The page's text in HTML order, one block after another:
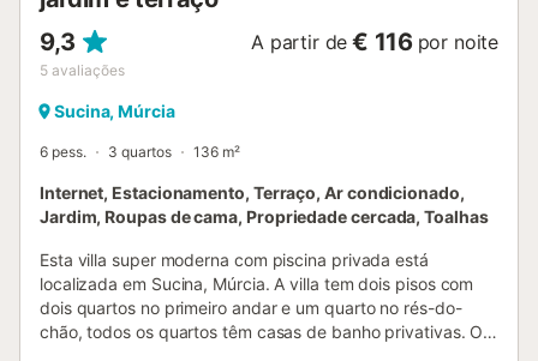
9,3
5 avaliações
A partir de € 116 por noite
Sucina, Múrcia
6 pess. 3 quartos 136 m²
Internet, Estacionamento, Terraço, Ar condicionado,
Jardim, Roupas de cama, Propriedade cercada, Toalhas
Esta villa super moderna com piscina privada está
localizada em Sucina, Múrcia. A villa tem dois pisos com
dois quartos no primeiro andar e um quarto no rés-do-
chão, todos os quartos têm casas de banho privativas. O